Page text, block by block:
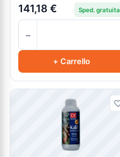
141,18 € Sped. gratuita
−
+ Carrello